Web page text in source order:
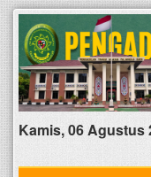
Kamis, 06 Agustus